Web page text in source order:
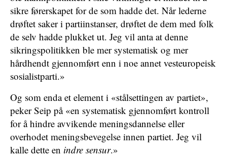
sikre førerskapet for de som hadde det. Når lederne
drøftet saker i partiinstanser, drøftet de dem med folk
de selv hadde plukket ut. Jeg vil anta at denne
sikringspolitikken ble mer systematisk og mer
hårdhendt gjennomført enn i noe annet vesteuropeisk
sosialistparti.»
Og som enda et element i «stålsettingen av partiet»,
peker Seip på «en systematisk gjennomført kontroll
for å hindre avvikende meningsdannelse eller
overhodet meningsbevegelse innen partiet. Jeg vil
kalle dette en indre sensur.»